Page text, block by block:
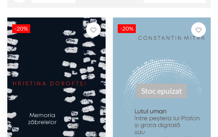
-20% -20%
Stoc epuizat